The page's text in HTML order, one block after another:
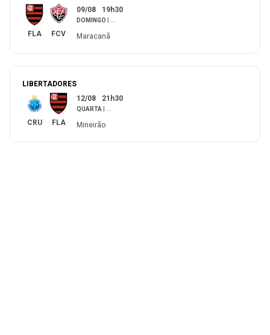
FLA FCV
09/08 19h30
DOMINGO
Maracanã
LIBERTADORES
CRU FLA
12/08 21h30
QUARTA
Mineirão